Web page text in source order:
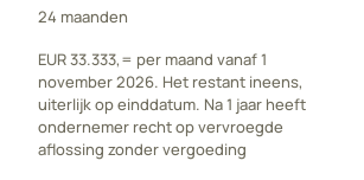
24 maanden
EUR 33.333,= per maand vanaf 1
november 2026. Het restant ineens,
uiterlijk op einddatum. Na 1 jaar heeft
ondernemer recht op vervroegde
aflossing zonder vergoeding